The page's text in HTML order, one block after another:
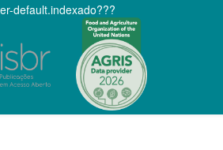
default.indexado???